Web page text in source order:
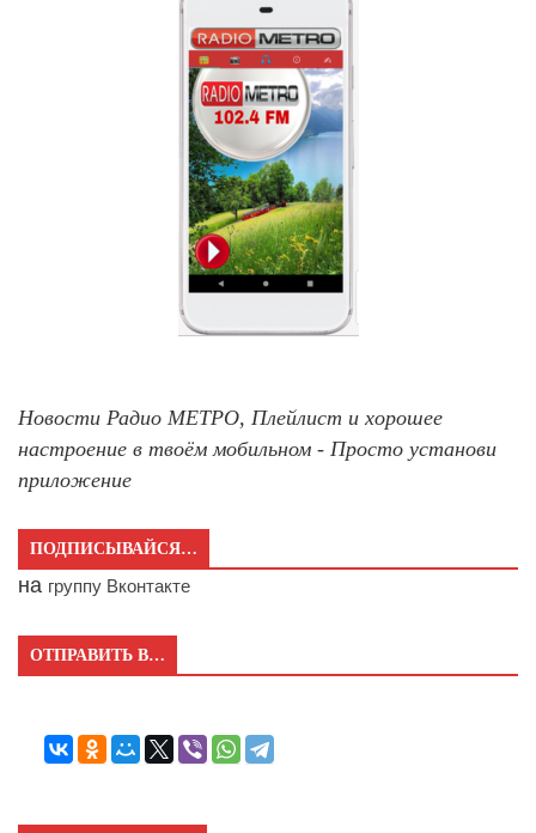
Новости Радио МЕТРО, Плейлист и хорошее
настроение в твоём мобильном - Просто установи
приложение
ПОДПИСЫВАЙСЯ…
на группу Вконтакте
ОТПРАВИТЬ В…